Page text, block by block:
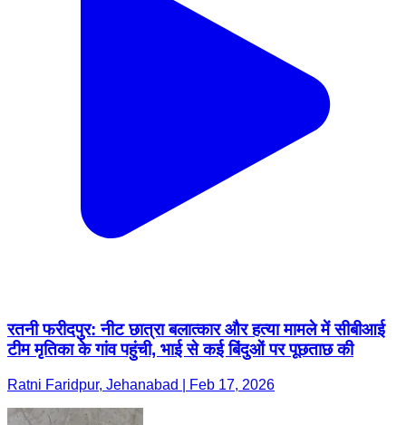
रतनी फरीदपुर: नीट छात्रा बलात्कार और हत्या मामले में सीबीआई
टीम मृतिका के गांव पहुंची, भाई से कई बिंदुओं पर पूछताछ की
Ratni Faridpur, Jehanabad | Feb 17, 2026